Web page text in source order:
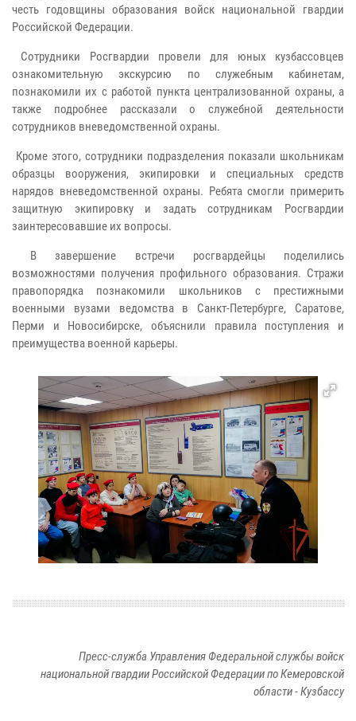
честь годовщины образования войск национальной гвардии
Российской Федерации.
Сотрудники Росгвардии провели для юных кузбассовцев
ознакомительную экскурсию по служебным кабинетам,
познакомили их с работой пункта централизованной охраны, а
также подробнее рассказали о служебной деятельности
сотрудников вневедомственной охраны.
Кроме этого, сотрудники подразделения показали школьникам
образцы вооружения, экипировки и специальных средств
нарядов вневедомственной охраны. Ребята смогли примерить
защитную экипировку и задать сотрудникам Росгвардии
заинтересовавшие их вопросы.
В завершение встречи росгвардейцы поделились
возможностями получения профильного образования. Стражи
правопорядка познакомили школьников с престижными
военными вузами ведомства в Санкт-Петербурге, Саратове,
Перми и Новосибирске, объяснили правила поступления и
преимущества военной карьеры.
Пресс-служба Управления Федеральной службы войск
национальной гвардии Российской Федерации по Кемеровской
области - Кузбассу